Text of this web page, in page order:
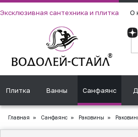
Эксклюзивная сантехника и плитка О
Плитка Ванны Санфаянс
Главная » Санфаянс » Раковины »